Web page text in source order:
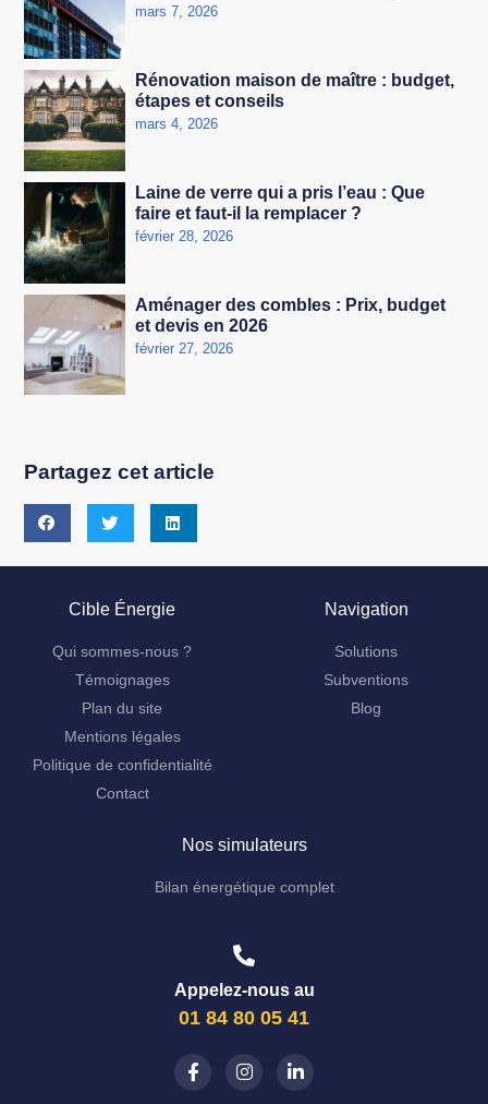
mars 7, 2026
Rénovation maison de maître : budget,
étapes et conseils
mars 4, 2026
Laine de verre qui a pris l’eau : Que
faire et faut-il la remplacer ?
février 28, 2026
Aménager des combles : Prix, budget
et devis en 2026
février 27, 2026
Partagez cet article
Cible Énergie
Qui sommes-nous ?
Témoignages
Plan du site
Mentions légales
Politique de confidentialité
Contact
Navigation
Solutions
Subventions
Blog
Nos simulateurs
Bilan énergétique complet
Appelez-nous au
01 84 80 05 41